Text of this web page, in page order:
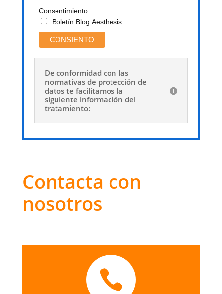
Consentimiento
Boletín Blog Aesthesis
De conformidad con las
normativas de protección de
datos te facilitamos la
siguiente información del
tratamiento:
Contacta con
nosotros
